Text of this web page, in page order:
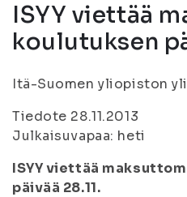
ISYY viettää
koulutuksen
Itä-Suomen yliopiston
Tiedote 28.11.2013
Julkaisuvapaa: heti
ISYY viettää
päivää 28.11.